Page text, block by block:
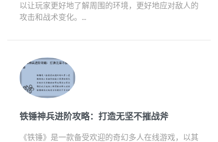
以让玩家更好地了解周围的环境，更好地应对敌人的
攻击和战术变化。...
铁锤神兵进阶攻略：打造无坚不摧战斧
《铁锤》是一款备受欢迎的奇幻多人在线游戏，以其